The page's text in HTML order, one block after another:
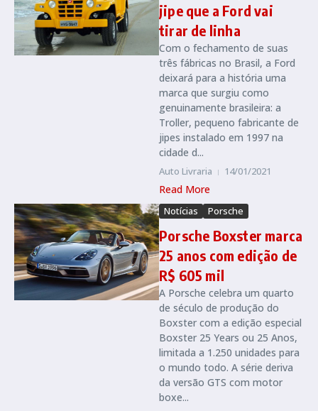
jipe que a Ford vai
tirar de linha
Com o fechamento de suas
três fábricas no Brasil, a Ford
deixará para a história uma
marca que surgiu como
genuinamente brasileira: a
Troller, pequeno fabricante de
jipes instalado em 1997 na
cidade d...
Auto Livraria 14/01/2021
Read More
Notícias Porsche
Porsche Boxster marca
25 anos com edição de
R$ 605 mil
A Porsche celebra um quarto
de século de produção do
Boxster com a edição especial
Boxster 25 Years ou 25 Anos,
limitada a 1.250 unidades para
o mundo todo. A série deriva
da versão GTS com motor
boxe...